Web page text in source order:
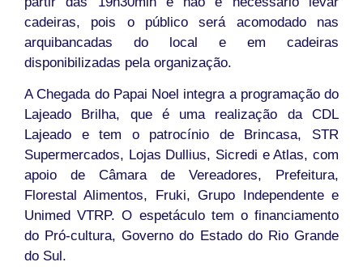
cadeiras, pois o público será acomodado nas
arquibancadas do local e em cadeiras
disponibilizadas pela organização.
A Chegada do Papai Noel integra a programação do
Lajeado Brilha, que é uma realização da CDL
Lajeado e tem o patrocínio de Brincasa, STR
Supermercados, Lojas Dullius, Sicredi e Atlas, com
apoio de Câmara de Vereadores, Prefeitura,
Florestal Alimentos, Fruki, Grupo Independente e
Unimed VTRP. O espetáculo tem o financiamento
do Pró-cultura, Governo do Estado do Rio Grande
do Sul.